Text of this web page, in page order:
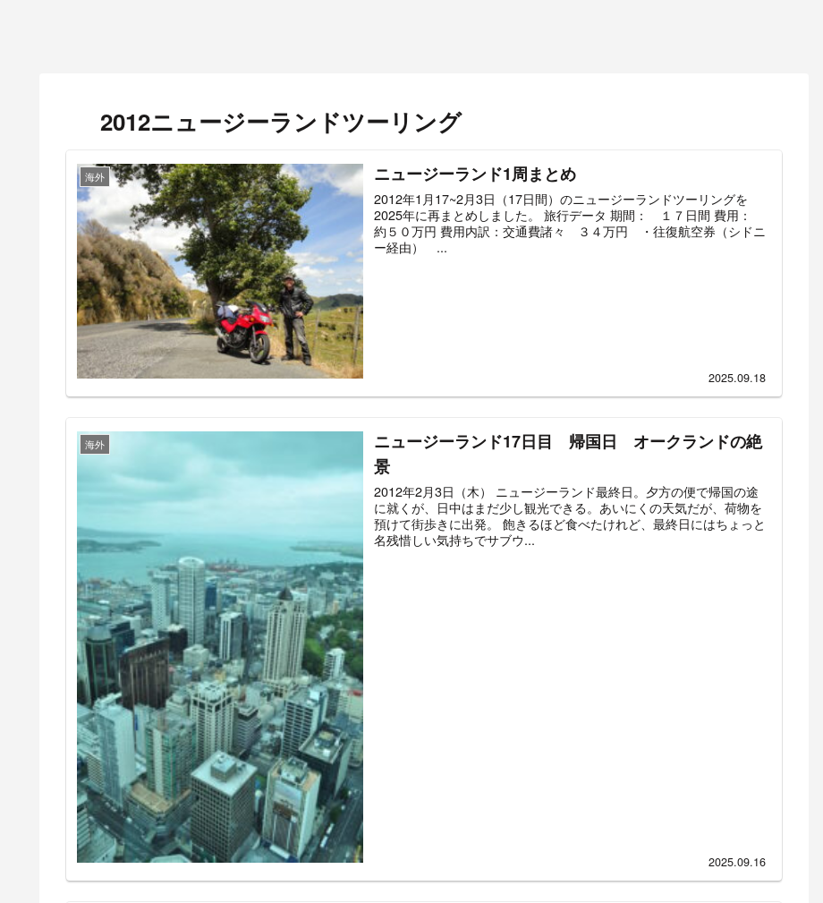
2012ニュージーランドツーリング
海外 ニュージーランド1周まとめ
2012年1月17~2月3日（17日間）のニュージーランドツーリングを
2025年に再まとめしました。 旅行データ 期間： １７日間 費用：
約５０万円 費用内訳：交通費諸々 ３４万円 ・往復航空券（シドニ
ー経由） ...
2025.09.18
海外
ニュージーランド17日目 帰国日 オークランドの絶
景
2012年2月3日（木） ニュージーランド最終日。夕方の便で帰国の途
に就くが、日中はまだ少し観光できる。あいにくの天気だが、荷物を
預けて街歩きに出発。 飽きるほど食べたけれど、最終日にはちょっと
名残惜しい気持ちでサブウ...
2025.09.16